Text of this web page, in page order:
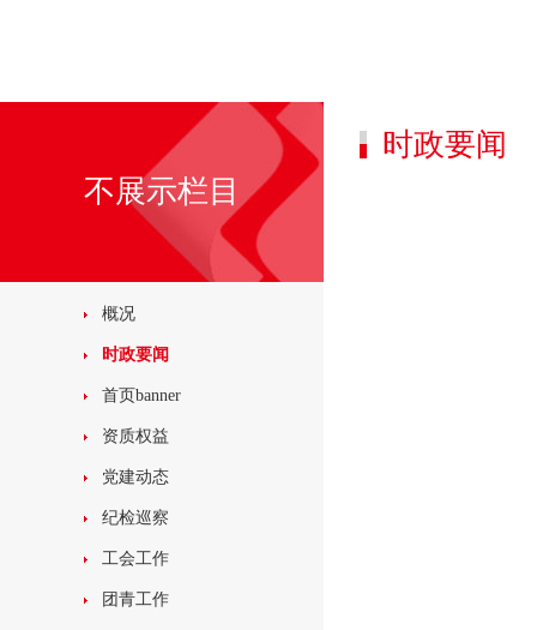
不展示栏目
概况
时政要闻
首页banner
资质权益
党建动态
纪检巡察
工会工作
团青工作
时政要闻